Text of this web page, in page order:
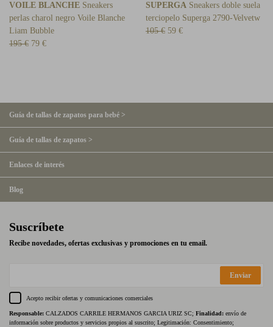
VOILE BLANCHE Sneakers
perlas charol negro Voile Blanche
Liam Bubble
195 € 79 €
SUPERGA Sneakers doble suela
terciopelo Superga 2790-Velvetw
105 € 59 €
Guía de tallas de zapatos para bebé >
Guía de tallas de zapatos >
Enlaces de interés
Blog
Suscríbete
Recibe novedades, ofertas exclusivas y promociones en tu email.
Enviar
Acepto recibir ofertas y comunicaciones comerciales
Responsable: CALZADOS CARRILE HERMANOS GARCIA URIZ SC; Finalidad: envío de
información sobre productos y servicios propios al suscrito; Legitimación: Consentimiento;